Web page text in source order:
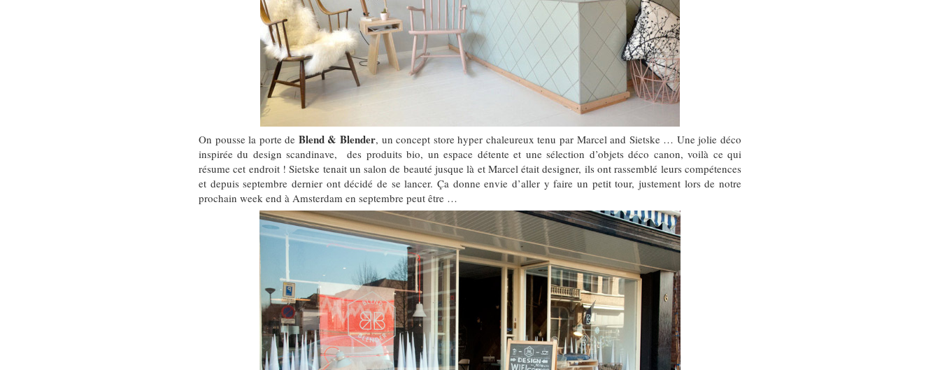
On pousse la porte de Blend & Blender, un concept store hyper chaleureux tenu par Marcel and Sietske … Une jolie déco
inspirée du design scandinave, des produits bio, un espace détente et une sélection d’objets déco canon, voilà ce qui
résume cet endroit ! Sietske tenait un salon de beauté jusque là et Marcel était designer, ils ont rassemblé leurs compétences
et depuis septembre dernier ont décidé de se lancer. Ça donne envie d’aller y faire un petit tour, justement lors de notre
prochain week end à Amsterdam en septembre peut être …